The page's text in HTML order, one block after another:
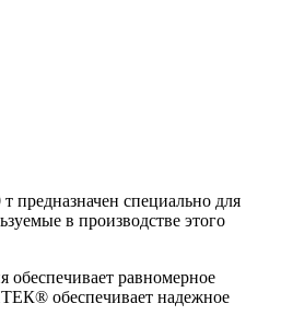
специально для
в производстве этого
обеспечивает равномерное
обеспечивает надежное